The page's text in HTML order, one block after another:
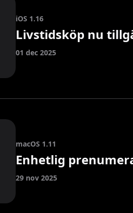
iOS 1.16
Livstidsköp nu
01 dec 2025
macOS 1.11
Enhetlig
29 nov 2025